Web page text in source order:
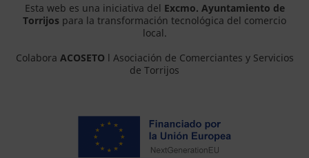
Esta web es una iniciativa del Excmo. Ayuntamiento de
Torrijos para la transformación tecnológica del comercio
local.
Colabora ACOSETO l Asociación de Comerciantes y Servicios
de Torrijos